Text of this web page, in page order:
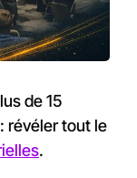
de 15
révéler tout le
.